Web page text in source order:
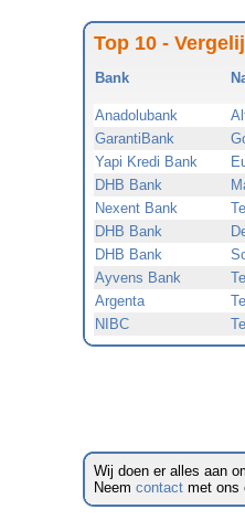
Top 10 -
Bank
Anadolubank
GarantiBank
Yapi Kredi Bank
DHB Bank
Nexent Bank
DHB Bank
DHB Bank
Ayvens Bank
Argenta
NIBC
Wij doen er alles aan
Neem contact met ons